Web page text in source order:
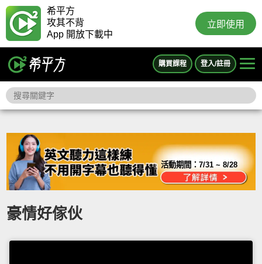
希平方
攻其不背
App 開放下載中
立即使用
購買課程 登入/註冊
活動期間：7/31 ~ 8/28
豪情好傢伙